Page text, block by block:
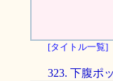
[タイトル一覧]
323. 下腹ポ